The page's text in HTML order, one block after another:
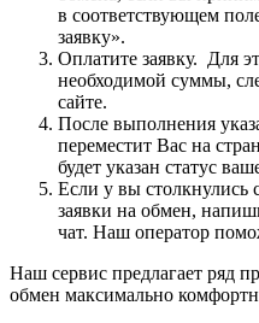
в соответствующем
заявку».
Оплатите заявку. Для
необходимой суммы,
сайте.
После выполнения
переместит Вас на
будет указан статус
Если у вы столкнулись
заявки на обмен,
чат. Наш оператор
Наш сервис предлагает ряд
обмен максимально